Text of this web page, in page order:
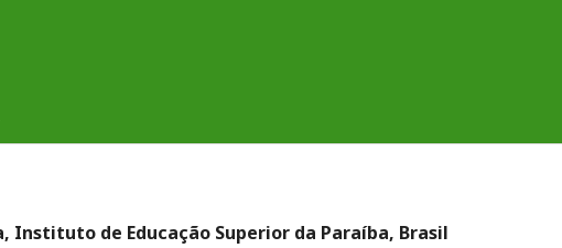
Instituto de Educação Superior da Paraíba, Brasil